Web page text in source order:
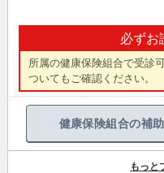
必ずお
所属の健康保険組合で受診
ついてもご確認ください。
健康保険組合の補
もっと